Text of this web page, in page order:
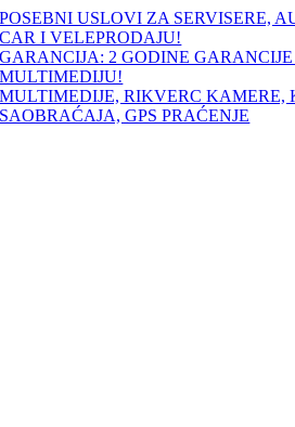
Skip
to
content
POSEBNI USLOVI ZA SERVISERE,
CAR I VELEPRODAJU!
GARANCIJA: 2 GODINE
MULTIMEDIJU!
MULTIMEDIJE, RIKVERC KAMERE,
SAOBRAĆAJA, GPS PRAĆENJE